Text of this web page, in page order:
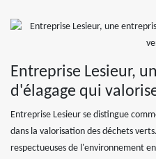
Entreprise Lesieur,
d'élagage qui
Entreprise Lesieur se distingue
dans la valorisation des déchets
respectueuses de l'environnement